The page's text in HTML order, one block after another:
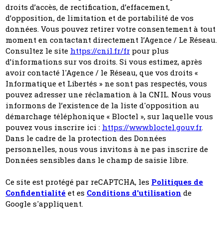
droits d’accès, de rectification, d’effacement,
d’opposition, de limitation et de portabilité de vos
données. Vous pouvez retirer votre consentement à tout
moment en contactant directement l’Agence / Le Réseau.
Consultez le site https://cnil.fr/fr pour plus
d’informations sur vos droits. Si vous estimez, après
avoir contacté l'Agence / le Réseau, que vos droits «
Informatique et Libertés » ne sont pas respectés, vous
pouvez adresser une réclamation à la CNIL. Nous vous
informons de l’existence de la liste d'opposition au
démarchage téléphonique « Bloctel », sur laquelle vous
pouvez vous inscrire ici : https://www.bloctel.gouv.fr.
Dans le cadre de la protection des Données
personnelles, nous vous invitons à ne pas inscrire de
Données sensibles dans le champ de saisie libre.
Ce site est protégé par reCAPTCHA, les Politiques de
Confidentialité et es Conditions d'utilisation de
Google s'appliquent.